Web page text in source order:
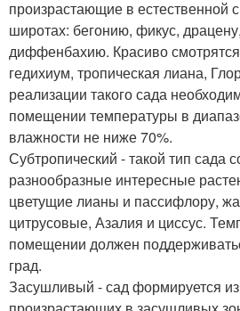
произрастающие в естественной
широтах: бегонию, фикус,
диффенбахию. Красиво
гедихиум, тропическая лиана,
реализации такого сада
помещении температуры в
влажности не ниже 70%.
Субтропический - такой тип сада
разнообразные интересные
цветущие лианы и пассифлору,
цитрусовые, Азалия и циссус.
помещении должен
град.
Засушливый - сад формируется